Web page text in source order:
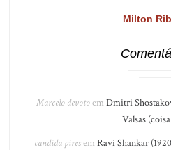
Milton
Marcelo devotoem Dmitri
Valsas
candida piresem Ravi Shankar